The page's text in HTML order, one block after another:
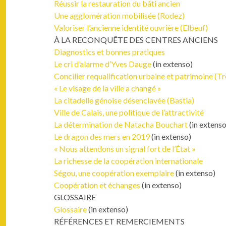
Réus­sir la restau­ra­tion du bâti ancien
Une aggloméra­tion mobil­isée (Rodez)
Val­oris­er l’ancienne iden­tité ouvrière (Elbeuf)
À LA RECONQUÊTE DES CENTRES ANCIENS
Diag­nos­tics et bonnes pratiques
Le cri d’alarme d’Yves Dauge(in exten­so)
Con­cili­er requal­i­fi­ca­tion urbaine et pat­ri­moine
« Le vis­age de la ville a changé »
La citadelle génoise désen­clavée (Bas­tia)
Ville de Calais, une poli­tique de l’attractivité
La déter­mi­na­tion de Nat­acha Bouchart(in
Le drag­on des mers en 2019(in exten­so)
« Nous atten­dons un sig­nal fort de l’État »
La richesse de la coopéra­tion internationale
Ségou, une coopéra­tion exem­plaire(in exten­so)
Coopéra­tion et échanges (in exten­so)
GLOSSAIRE
Glos­saire(in exten­so)
RÉFÉRENCES ET REMERCIEMENTS